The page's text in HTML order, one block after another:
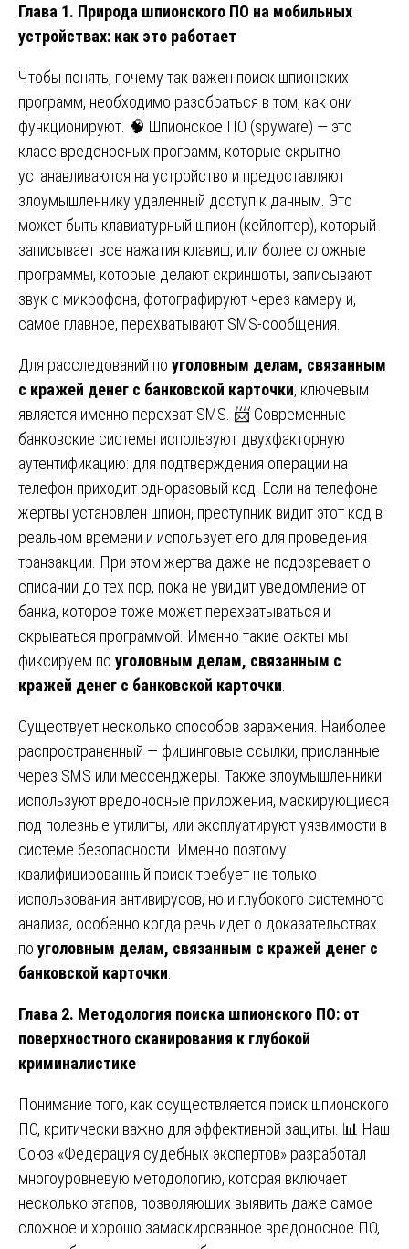
Глава 1. Природа шпионского ПО на мобильных
устройствах: как это работает
Чтобы понять, почему так важен поиск шпионских
программ, необходимо разобраться в том, как они
функционируют. 🧠 Шпионское ПО (spyware) — это
класс вредоносных программ, которые скрытно
устанавливаются на устройство и предоставляют
злоумышленнику удаленный доступ к данным. Это
может быть клавиатурный шпион (кейлоггер), который
записывает все нажатия клавиш, или более сложные
программы, которые делают скриншоты, записывают
звук с микрофона, фотографируют через камеру и,
самое главное, перехватывают SMS-сообщения.
Для расследований по уголовным делам, связанным
с кражей денег с банковской карточки, ключевым
является именно перехват SMS. 📨 Современные
банковские системы используют двухфакторную
аутентификацию: для подтверждения операции на
телефон приходит одноразовый код. Если на телефоне
жертвы установлен шпион, преступник видит этот код в
реальном времени и использует его для проведения
транзакции. При этом жертва даже не подозревает о
списании до тех пор, пока не увидит уведомление от
банка, которое тоже может перехватываться и
скрываться программой. Именно такие факты мы
фиксируем по уголовным делам, связанным с
кражей денег с банковской карточки
Существует несколько способов заражения. Наиболее
распространенный — фишинговые ссылки, присланные
через SMS или мессенджеры. Также злоумышленники
используют вредоносные приложения, маскирующиеся
под полезные утилиты, или эксплуатируют уязвимости в
системе безопасности. Именно поэтому
квалифицированный поиск требует не только
использования антивирусов, но и глубокого системного
анализа, особенно когда речь идет о доказательствах
по уголовным делам, связанным с кражей денег с
банковской карточки
Глава 2. Методология поиска шпионского ПО: от
поверхностного сканирования к глубокой
криминалистике
Понимание того, как осуществляется поиск шпионского
ПО, критически важно для эффективной защиты. 📊 Наш
Союз «Федерация судебных экспертов» разработал
многоуровневую методологию, которая включает
несколько этапов, позволяющих выявить даже самое
сложное и хорошо замаскированное вредоносное ПО,